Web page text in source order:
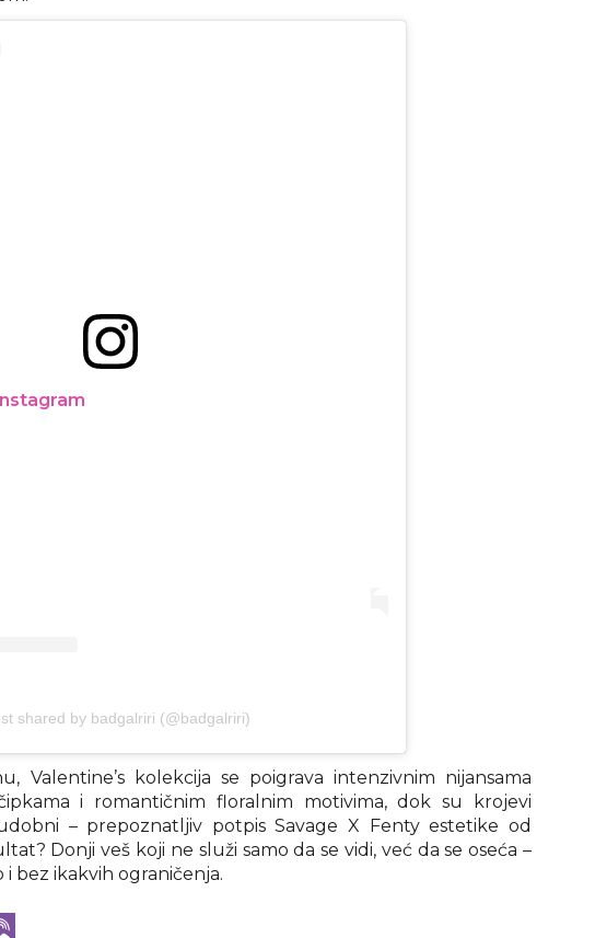
shared by badgalriri (@badgalriri)
Valentine’s kolekcija se poigrava intenzivnim nijansama
i romantičnim floralnim motivima, dok su krojevi
– prepoznatljiv potpis Savage X Fenty estetike od
Donji veš koji ne služi samo da se vidi, već da se oseća –
i bez ikakvih ograničenja.